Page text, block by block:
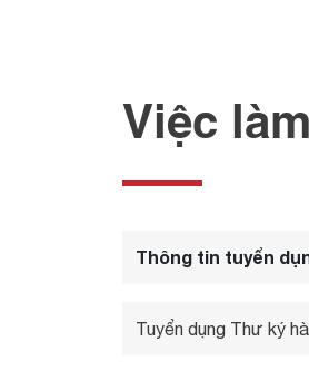
Việc
Thông tin tuyển
Tuyển dụng Thư ký